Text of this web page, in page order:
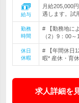
給与
月給205,000
遇します。試
勤務
時間
# 【勤務地に
（2）9：00
休日
休暇
# 【年間休日
暇* 産休・育
求人詳細を